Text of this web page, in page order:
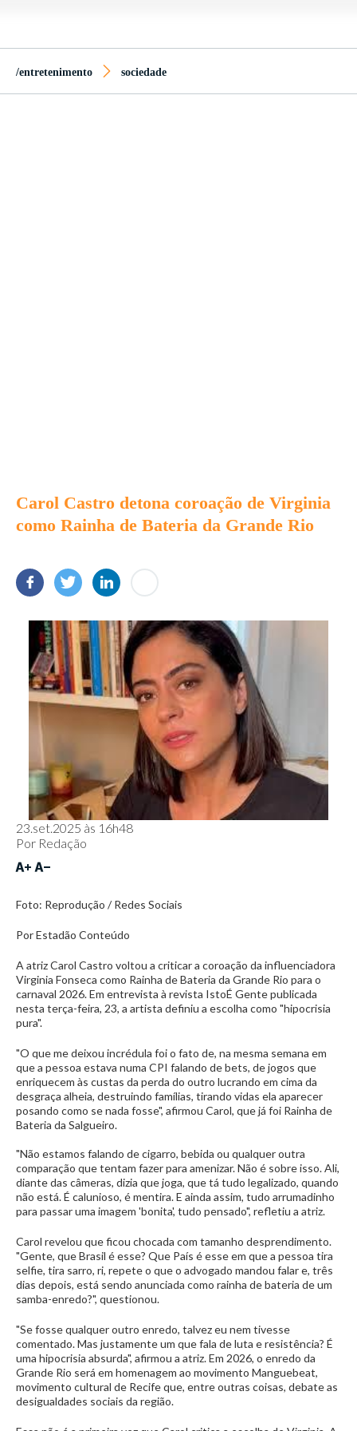
/entretenimento sociedade
Carol Castro detona coroação de Virginia
como Rainha de Bateria da Grande Rio
23.set.2025 às 16h48
Por Redação
Foto: Reprodução / Redes Sociais
Por Estadão Conteúdo
A atriz Carol Castro voltou a criticar a coroação da influenciadora
Virginia Fonseca como Rainha de Bateria da Grande Rio para o
carnaval 2026. Em entrevista à revista IstoÉ Gente publicada
nesta terça-feira, 23, a artista definiu a escolha como "hipocrisia
pura".
"O que me deixou incrédula foi o fato de, na mesma semana em
que a pessoa estava numa CPI falando de bets, de jogos que
enriquecem às custas da perda do outro lucrando em cima da
desgraça alheia, destruindo famílias, tirando vidas ela aparecer
posando como se nada fosse", afirmou Carol, que já foi Rainha de
Bateria da Salgueiro.
"Não estamos falando de cigarro, bebida ou qualquer outra
comparação que tentam fazer para amenizar. Não é sobre isso. Ali,
diante das câmeras, dizia que joga, que tá tudo legalizado, quando
não está. É calunioso, é mentira. E ainda assim, tudo arrumadinho
para passar uma imagem 'bonita', tudo pensado", refletiu a atriz.
Carol revelou que ficou chocada com tamanho desprendimento.
"Gente, que Brasil é esse? Que País é esse em que a pessoa tira
selfie, tira sarro, ri, repete o que o advogado mandou falar e, três
dias depois, está sendo anunciada como rainha de bateria de um
samba-enredo?", questionou.
"Se fosse qualquer outro enredo, talvez eu nem tivesse
comentado. Mas justamente um que fala de luta e resistência? É
uma hipocrisia absurda", afirmou a atriz. Em 2026, o enredo da
Grande Rio será em homenagem ao movimento Manguebeat,
movimento cultural de Recife que, entre outras coisas, debate as
desigualdades sociais da região.